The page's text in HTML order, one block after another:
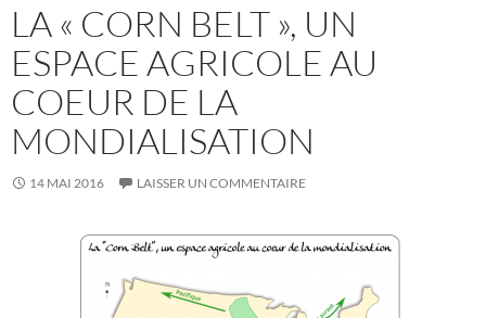
LA « CORN BELT », UN
ESPACE AGRICOLE AU
COEUR DE LA
MONDIALISATION
14 MAI 2016 LAISSER UN COMMENTAIRE